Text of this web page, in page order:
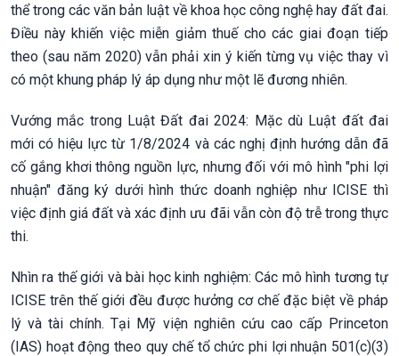
thể trong các văn bản luật về khoa học công nghệ hay đất đai.
Điều này khiến việc miễn giảm thuế cho các giai đoạn tiếp
theo (sau năm 2020) vẫn phải xin ý kiến từng vụ việc thay vì
có một khung pháp lý áp dụng như một lẽ đương nhiên.
Vướng mắc trong Luật Đất đai 2024: Mặc dù Luật đất đai
mới có hiệu lực từ 1/8/2024 và các nghị định hướng dẫn đã
cố gắng khơi thông nguồn lực, nhưng đối với mô hình "phi lợi
nhuận" đăng ký dưới hình thức doanh nghiệp như ICISE thì
việc định giá đất và xác định ưu đãi vẫn còn độ trễ trong thực
thi.
Nhìn ra thế giới và bài học kinh nghiệm: Các mô hình tương tự
ICISE trên thế giới đều được hưởng cơ chế đặc biệt về pháp
lý và tài chính. Tại Mỹ viện nghiên cứu cao cấp Princeton
(IAS) hoạt động theo quy chế tổ chức phi lợi nhuận 501(c)(3)